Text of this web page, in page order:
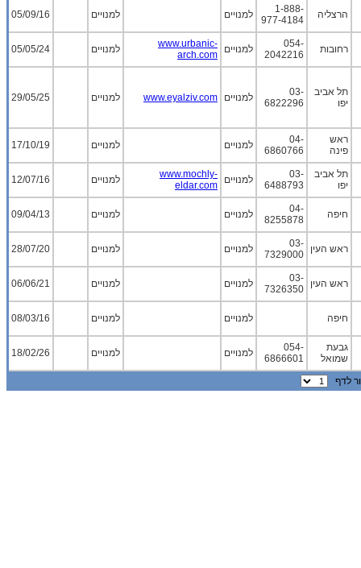
הרצליה
1-888-
977-4184
למנויים למנויים 05/09/16
רחובות
054-
2042216
למנויים
www.urbanic-
arch.com
למנויים 05/05/24
תל אביב
יפו
03-
6822296
למנויים www.eyalziv.com למנויים 29/05/25
ראש
פינה
04-
6860766
למנויים למנויים 17/10/19
תל אביב
יפו
03-
6488793
למנויים
www.mochly-
eldar.com
למנויים 12/07/16
חיפה
04-
8255878
למנויים למנויים 09/04/13
ראש העין
03-
7329000
למנויים למנויים 28/07/20
ראש העין
03-
7326350
למנויים למנויים 06/06/21
חיפה למנויים למנויים 08/03/16
גבעת
שמואל
054-
6866601
למנויים למנויים 18/02/26
לדף